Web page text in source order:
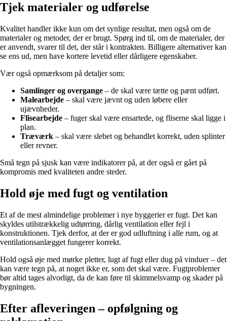
Tjek materialer og udførelse
Kvalitet handler ikke kun om det synlige resultat, men også om de
materialer og metoder, der er brugt. Spørg ind til, om de materialer, der
er anvendt, svarer til det, der står i kontrakten. Billigere alternativer kan
se ens ud, men have kortere levetid eller dårligere egenskaber.
Vær også opmærksom på detaljer som:
Samlinger og overgange – de skal være tætte og pænt udført.
Malearbejde – skal være jævnt og uden løbere eller
ujævnheder.
Flisearbejde – fuger skal være ensartede, og fliserne skal ligge i
plan.
Træværk – skal være slebet og behandlet korrekt, uden splinter
eller revner.
Små tegn på sjusk kan være indikatorer på, at der også er gået på
kompromis med kvaliteten andre steder.
Hold øje med fugt og ventilation
Et af de mest almindelige problemer i nye byggerier er fugt. Det kan
skyldes utilstrækkelig udtørring, dårlig ventilation eller fejl i
konstruktionen. Tjek derfor, at der er god udluftning i alle rum, og at
ventilationsanlægget fungerer korrekt.
Hold også øje med mørke pletter, lugt af fugt eller dug på vinduer – det
kan være tegn på, at noget ikke er, som det skal være. Fugtproblemer
bør altid tages alvorligt, da de kan føre til skimmelsvamp og skader på
bygningen.
Efter afleveringen – opfølgning og